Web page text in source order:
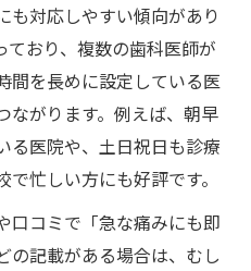
も対応しやすい傾向があり
ており、複数の歯科医師が
間を長めに設定している医
ながります。例えば、朝早
る医院や、土日祝日も診療
忙しい方にも好評です。
口コミで「急な痛みにも即
の記載がある場合は、むし